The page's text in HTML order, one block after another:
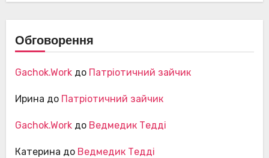
Обговорення
Gachok.Workдо Патріотичний зайчик
Ирина до Патріотичний зайчик
Gachok.Workдо Ведмедик Тедді
Катерина до Ведмедик Тедді